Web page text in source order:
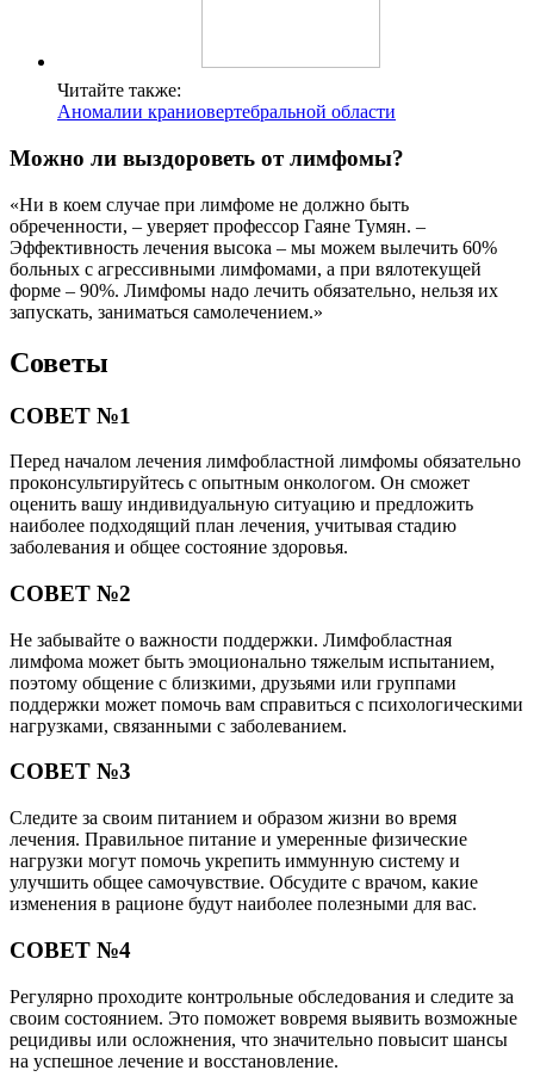
Читайте также:
Аномалии краниовертебральной области
Можно ли выздороветь от лимфомы?
«Ни в коем случае при лимфоме не должно быть
обреченности, – уверяет профессор Гаяне Тумян. –
Эффективность лечения высока – мы можем вылечить 60%
больных с агрессивными лимфомами, а при вялотекущей
форме – 90%. Лимфомы надо лечить обязательно, нельзя их
запускать, заниматься самолечением.»
Советы
СОВЕТ №1
Перед началом лечения лимфобластной лимфомы обязательно
проконсультируйтесь с опытным онкологом. Он сможет
оценить вашу индивидуальную ситуацию и предложить
наиболее подходящий план лечения, учитывая стадию
заболевания и общее состояние здоровья.
СОВЕТ №2
Не забывайте о важности поддержки. Лимфобластная
лимфома может быть эмоционально тяжелым испытанием,
поэтому общение с близкими, друзьями или группами
поддержки может помочь вам справиться с психологическими
нагрузками, связанными с заболеванием.
СОВЕТ №3
Следите за своим питанием и образом жизни во время
лечения. Правильное питание и умеренные физические
нагрузки могут помочь укрепить иммунную систему и
улучшить общее самочувствие. Обсудите с врачом, какие
изменения в рационе будут наиболее полезными для вас.
СОВЕТ №4
Регулярно проходите контрольные обследования и следите за
своим состоянием. Это поможет вовремя выявить возможные
рецидивы или осложнения, что значительно повысит шансы
на успешное лечение и восстановление.